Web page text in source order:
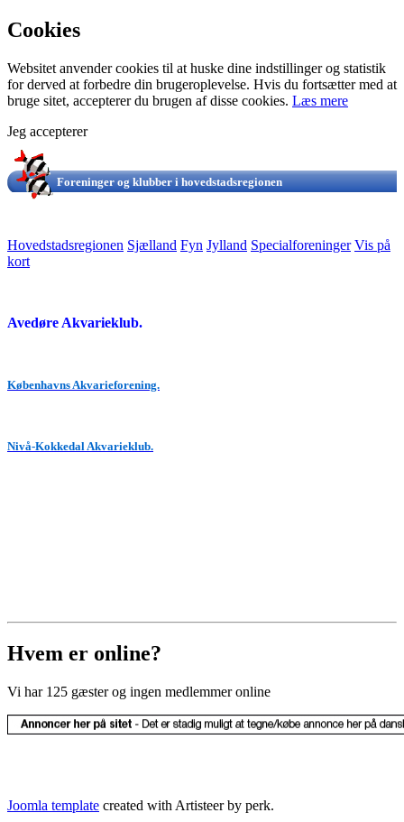
Cookies
Websitet anvender cookies til at huske dine indstillinger og statistik
for derved at forbedre din brugeroplevelse. Hvis du fortsætter med at
bruge sitet, accepterer du brugen af disse cookies. Læs mere
Jeg accepterer
Foreninger og klubber i hovedstadsregionen
Hovedstadsregionen Sjælland Fyn Jylland Specialforeninger Vis på
kort
Avedøre Akvarieklub.
Københavns Akvarieforening.
Nivå-Kokkedal Akvarieklub.
Hvem er online?
Vi har 125 gæster og ingen medlemmer online
Joomla template created with Artisteer by perk.